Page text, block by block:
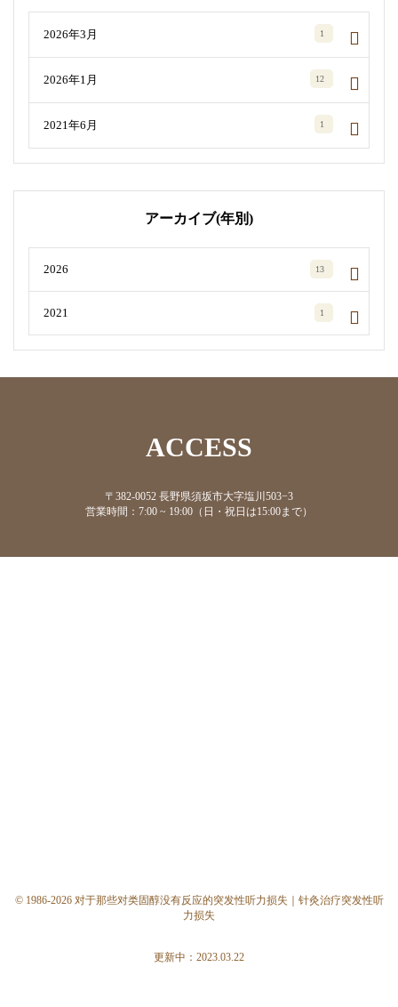
2026年3月 1
2026年1月 12
2021年6月 1
アーカイブ(年別)
2026 13
2021 1
ACCESS
〒382-0052 長野県須坂市大字塩川503−3
営業時間：7:00 ~ 19:00（日・祝日は15:00まで）
© 1986-2026 对于那些对类固醇没有反应的突发性听力损失｜针灸治疗突发性听
力损失
更新中：2023.03.22